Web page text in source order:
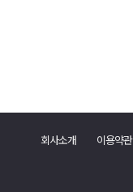
회사소개 이용약관